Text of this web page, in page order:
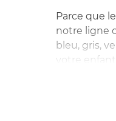
Parce que
notre ligne
bleu, gris,
votre
coussin
enfant.